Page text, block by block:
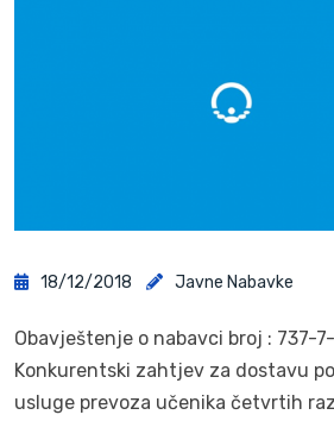
18/12/2018 Javne Nabavke
Obavještenje o nabavci broj : 737-
Konkurentski zahtjev za dostavu
usluge prevoza učenika četvrtih